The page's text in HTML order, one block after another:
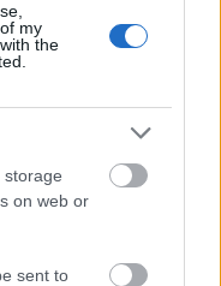
my
the
storage
on web or
sent to